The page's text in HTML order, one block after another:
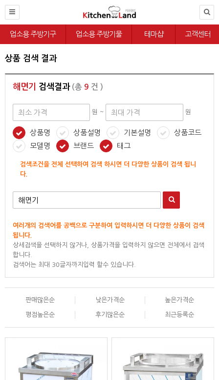
업소용 주방기구 업소용 주방기물 테마샵 고객센터
상품 검색 결과
해면기 검색결과(총 9 건 )
원 ~ 원
상품명 상품설명 기본설명
상품코드
모델명
브랜드 태그
검색조건을 전체 선택하여 검색 하시면 더 다양한 상품이 검색 됩니
다.
여러개의 검색어를 공백으로 구분하여 입력하시면 더 다양한 상품이 검색
됩니다.
상세검색을 선택하지 않거나, 상품가격을 입력하지 않으면 전체에서 검색
합니다.
검색어는 최대 30글자까지입력 할수 있습니다.
판매많은순 낮은가격순 높은가격순
평점높은순 후기많은순 최근등록순